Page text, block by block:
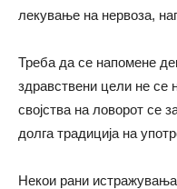
лекување на нервоза,
Треба да се напомене
здравствени цели не се
својства на ловорот се
долга традиција на
Некои рани